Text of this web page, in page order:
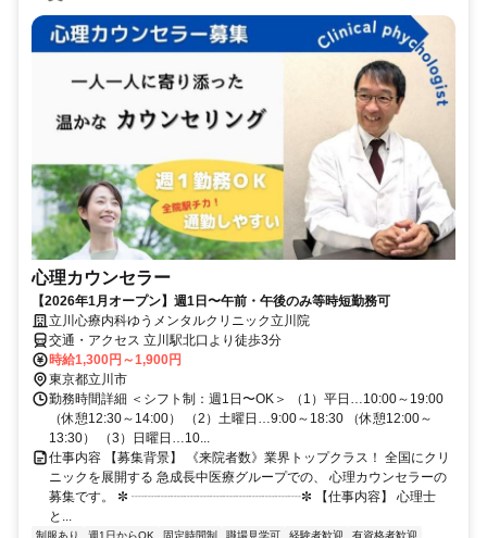
心理カウンセラー
【2026年1月オープン】週1日〜午前・午後のみ等時短勤務可
立川心療内科ゆうメンタルクリニック立川院
交通・アクセス 立川駅北口より徒歩3分
時給1,300円～1,900円
東京都立川市
勤務時間詳細 ＜シフト制：週1日〜OK＞ （1）平日…10:00～19:00
（休憩12:30～14:00） （2）土曜日…9:00～18:30 （休憩12:00～
13:30） （3）日曜日…10...
仕事内容 【募集背景】 《来院者数》業界トップクラス！ 全国にクリ
ニックを展開する 急成長中医療グループでの、 心理カウンセラーの
募集です。 ✼ ┈┈┈┈┈┈┈┈┈┈┈┈┈✼ 【仕事内容】 心理士
と...
制服あり 週1日からOK 固定時間制 職場見学可 経験者歓迎
有資格者歓迎